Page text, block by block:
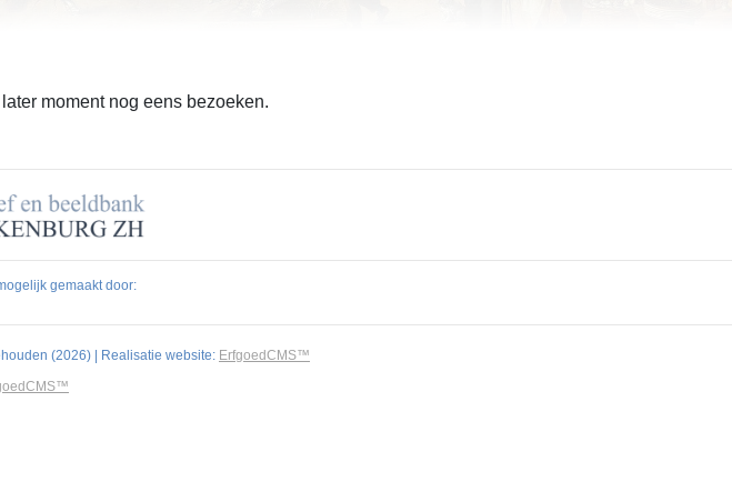
moment nog eens bezoeken.
gemaakt door:
(2026) | Realisatie website: ErfgoedCMS™